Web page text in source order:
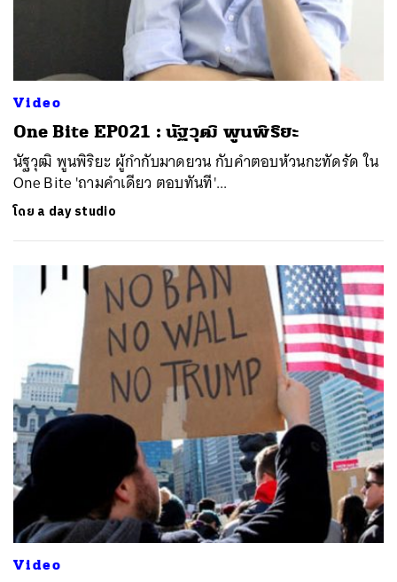
Video
One Bite EP021 : นัฐวุฒิ พูนพิริยะ
นัฐวุฒิ พูนพิริยะ ผู้กำกับมาดยวน กับคำตอบห้วนกะทัดรัด ใน
One Bite 'ถามคำเดียว ตอบทันที'...
โดย a day studio
Video